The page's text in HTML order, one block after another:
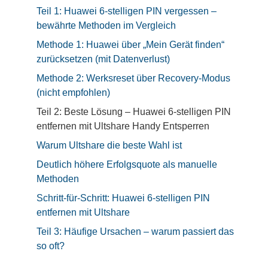
Teil 1: Huawei 6-stelligen PIN vergessen –
bewährte Methoden im Vergleich
Methode 1: Huawei über „Mein Gerät finden“
zurücksetzen (mit Datenverlust)
Methode 2: Werksreset über Recovery-Modus
(nicht empfohlen)
Teil 2: Beste Lösung – Huawei 6-stelligen PIN
entfernen mit Ultshare Handy Entsperren
Warum Ultshare die beste Wahl ist
Deutlich höhere Erfolgsquote als manuelle
Methoden
Schritt-für-Schritt: Huawei 6-stelligen PIN
entfernen mit Ultshare
Teil 3: Häufige Ursachen – warum passiert das
so oft?